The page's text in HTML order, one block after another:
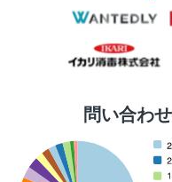
問い合わ